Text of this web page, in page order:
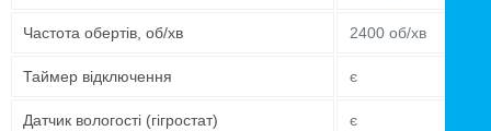
Частота обертів, об/хв 2400 об/хв
Таймер відключення є
Датчик вологості (гігростат) є